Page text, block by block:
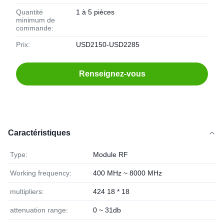
Quantité
minimum de
commande:
1 à 5 pièces
Prix: USD2150-USD2285
Renseignez-vous
Caractéristiques
Type: Module RF
Working frequency: 400 MHz ~ 8000 MHz
multipliers: 424 18 * 18
attenuation range: 0 ~ 31db